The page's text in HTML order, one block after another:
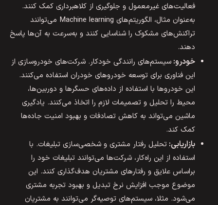
فعالیت‌های غیرمعمول و جلوگیری از کلاهبرداری کمک کنند.
به‌عنوان مثال، الگوریتم‌های Machine learning می‌توانند
تراکنش‌های مشکوک را شناسایی کنند و به‌سرعت به آن‌ها پاسخ
دهند.
خودرو: سیستم‌های رانندگی خودکار. شرکت‌های خودروسازی از
این فناوری برای توسعه خودروهای خودران استفاده می‌کنند.
این خودروها با استفاده از داده‌های حسگرها و دوربین‌ها،
محیط را تحلیل و تصمیمات لازم را اتخاذ می‌کنند. یادگیری
ماشین می‌تواند به کاهش تصادفات و بهبود امنیت جاده‌ها
کمک کند.
بازاریابی: تحلیل رفتار مشتری و شخصی‌سازی تبلیغات. با
استفاده از این راه‌کار، شرکت‌ها می‌توانند تبلیغات خود را
براساس علایق و رفتارهای مشتریان هدف‌گذاری کنند. این
موضوع موجب افزایش نرخ تبدیل و بهبود تجربه مشتری
می‌شود. مثلا، سیستم‌های توصیه‌گر می‌توانند به مشتریان